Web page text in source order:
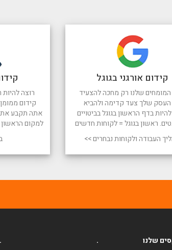
רוצה להיות
קידום
אתה תקבע את
למקום הראשון
קידום אורגני בגוגל
המומחים שלנו רק מחכה להצעיד
שלך צעד קדימה ולהביא
בדף הראשון בגוגל בביטויים
ראשון בגוגל = לקוחות חדשים
העבודה ולקוחות נבחרים >>
. . שלנו